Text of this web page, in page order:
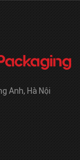
Anh, Hà Nội